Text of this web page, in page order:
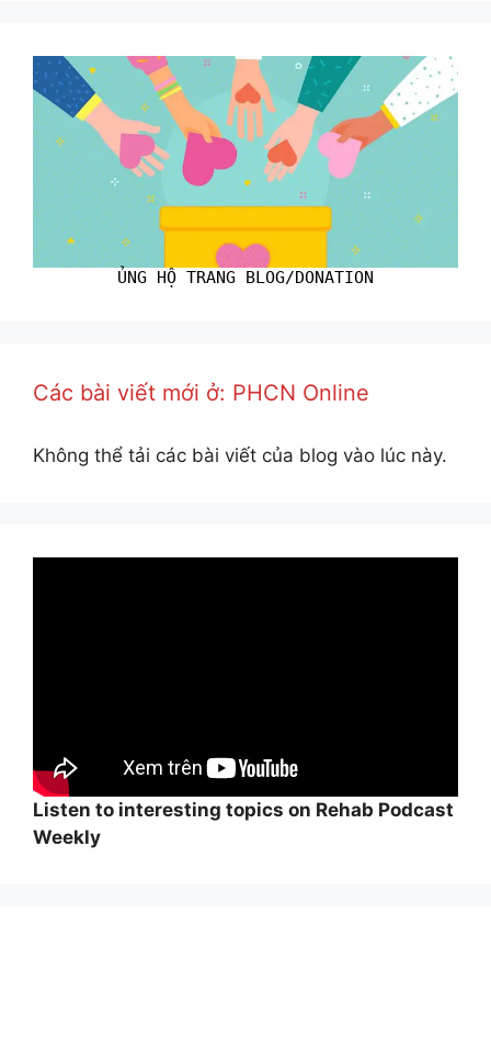
ỦNG HỘ TRANG BLOG/DONATION
Các bài viết mới ở: PHCN Online
Không thể tải các bài viết của blog vào lúc này.
Listen to interesting topics on Rehab Podcast
Weekly